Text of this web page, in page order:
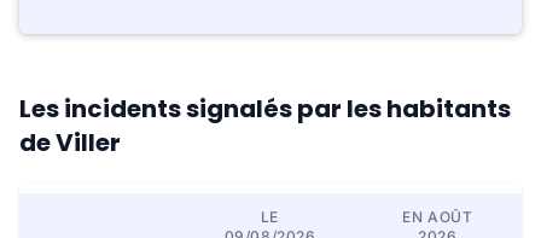
Les incidents signalés par les habitants
de Viller
LE
EN AOÛT